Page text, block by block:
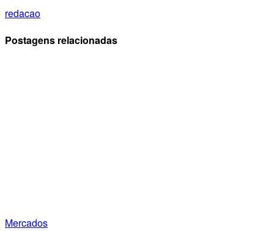
redacao
Postagens relacionadas
Mercados